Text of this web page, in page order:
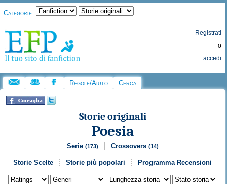
Categorie:
Registrati
o
accedi
Regole/Aiuto Cerca
Storie originali
Poesia
Serie (173) Crossovers (14)
Storie Scelte Storie più popolari Programma Recensioni